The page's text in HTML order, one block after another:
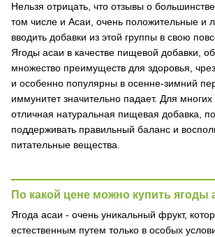
Нельзя отрицать, что отзывы о
том числе и Асаи, очень положительные и
вводить добавки из этой группы в свою
Ягоды асаи в качестве пищевой добавки,
множество преимуществ для здоровья,
и особенно популярны в осенне-зимний
иммунитет значительно падает. Для
отличная натуральная пищевая добавка,
поддерживать правильный баланс и
питательные вещества.
По какой цене можно купить ягоды
Ягода асаи - очень уникальный фрукт,
естественным путем только в особых